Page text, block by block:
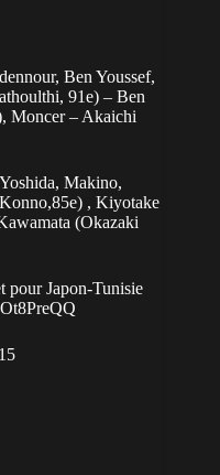
Ben Youssef,
91e) – Ben
Moncer – Akaichi
Makino,
, Kiyotake
(Okazaki
pour Japon-Tunisie